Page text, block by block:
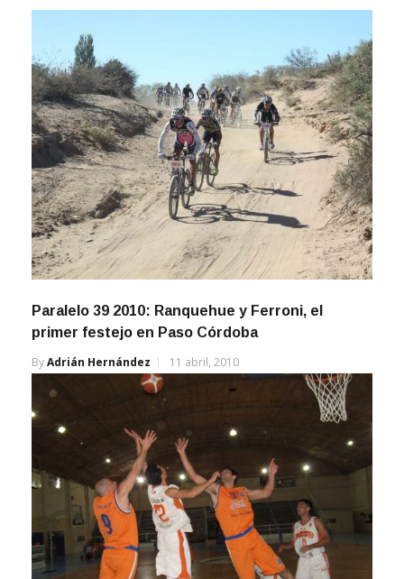
Paralelo 39 2010: Ranquehue y Ferroni, el
primer festejo en Paso Córdoba
ByAdrián Hernández 11 abril, 2010